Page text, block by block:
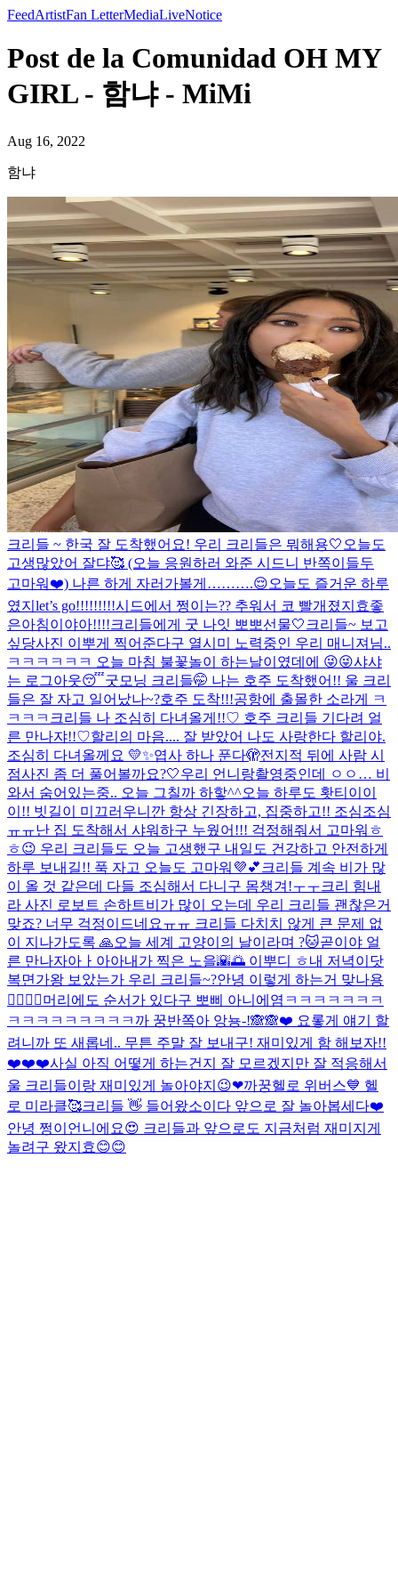
FeedArtistFan LetterMediaLiveNotice
Post de la Comunidad OH MY
GIRL - 함냐 - MiMi
Aug 16, 2022
함냐
크리들 ~ 한국 잘 도착했어요! 우리 크리들은 뭐해용🤍 오늘도
고생많았어 잘댜🥰 (오늘 응원하러 와준 시드니 반쪽이들두
고마워❤️) 나른 하게 자러가볼게……….😌오늘도 즐거운 하루
였지 let’s go!!!!!!!!!시드에서 쩡이는?? 추워서 코 빨개졌지효좋
은아침이야아!!!!크리들에게 굿 나잇 뽀뽀선물🤍 크리들~ 보고
싶당사진 이뿌게 찍어준다구 열시미 노력중인 우리 매니져님..
ㅋㅋㅋㅋㅋㅋ 오늘 마침 불꽃놀이 하는날이였데에 😜😜샤샤
는 로그아웃😴굿모닝 크리들🤭 나는 호주 도착했어!! 울 크리
들은 잘 자고 일어났나~?호주 도착!!!공항에 출몰한 소라게 ㅋ
ㅋㅋㅋ 크리들 나 조심히 다녀올게!!♡ 호주 크리들 기다려 얼
른 만나쟈!!♡할리의 마음.... 잘 받았어 나도 사랑한다 할리야.
조심히 다녀올께요 💛✨엽사 하나 푼다🫣전지적 뒤에 사람 시
점사진 좀 더 풀어볼까요?🤍우리 언니랑촬영중인데 ㅇㅇ… 비
와서 숨어있는중.. 오늘 그칠까 하핳^^오늘 하루도 홧티이이
이!! 빗길이 미끄러우니깐 항상 긴장하고, 집중하고!! 조심조심
ㅠㅠ난 집 도착해서 샤워하구 누웠어!!! 걱정해줘서 고마워ㅎ
ㅎ😉 우리 크리들도 오늘 고생했구 내일도 건강하고 안전하게
하루 보내길!! 푹 자고 오늘도 고마워💜💕 크리들 계속 비가 많
이 올 것 같은데 다들 조심해서 다니구 몸챙겨!ㅜㅜ크리 힘내
라 사진 로보트 손하트비가 많이 오는데 우리 크리들 괜찮은거
맞죠? 너무 걱정이드네요ㅠㅠ 크리들 다치치 않게 큰 문제 없
이 지나가도록 🙏오늘 세계 고양이의 날이라며 ?🐱곧이야 얼
른 만나자아ㅏ아아내가 찍은 노을🌇🌅 이뿌디 ㅎ내 저녁이닷
복면가왕 보았는가 우리 크리들~?안녕 이렇게 하는거 맞나용
👉🏻👈🏻머리에도 순서가 있다구 뽀삐 아니에염 ㅋㅋㅋㅋㅋㅋㅋ
ㅋㅋㅋㅋㅋㅋㅋㅋㅋ 까 꿍반쪽아 앙뇽-!🙈🙈❤️ 요롷게 얘기 할
려니까 또 새롭네.. 무튼 주말 잘 보내구! 재미있게 함 해보자!!
❤️❤️❤️사실 아직 어떻게 하는건지 잘 모르겠지만 잘 적응해서
울 크리들이랑 재미있게 놀아야지😉❤까꿍헬로 위버스💙 헬
로 미라클🥰크리들 👋 들어왔소이다 앞으로 잘 놀아봅세다❤️
안녕 쩡이언니에요😍 크리들과 앞으로도 지금처럼 재미지게
놀려구 왔지효😊😊